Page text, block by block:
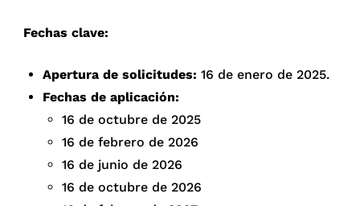
Fechas clave:
Apertura de solicitudes: 16 de enero de 2025.
Fechas de aplicación:
16 de octubre de 2025
16 de febrero de 2026
16 de junio de 2026
16 de octubre de 2026